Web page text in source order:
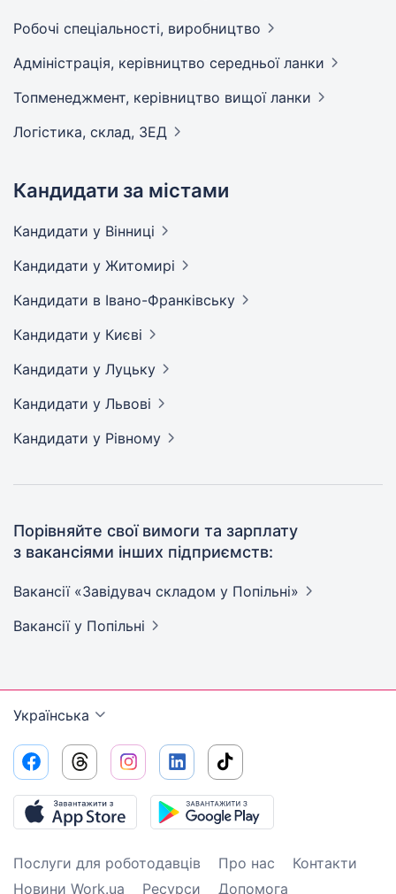
Робочі спеціальності, виробництво
Адмiнiстрацiя, керівництво середньої ланки
Топменеджмент, керівництво вищої ланки
Логістика, склад, ЗЕД
Кандидати за містами
Кандидати у Вінниці
Кандидати у Житомирі
Кандидати в Івано-Франківську
Кандидати у Києві
Кандидати у Луцьку
Кандидати у Львові
Кандидати у Рівному
Порівняйте свої вимоги та зарплату
з вакансіями інших підприємств:
Вакансії «Завідувач складом у Попільні»
Вакансії у Попільні
Українська
Послуги для роботодавців Про нас
Контакти
Новини Work.ua
Ресурси Допомога